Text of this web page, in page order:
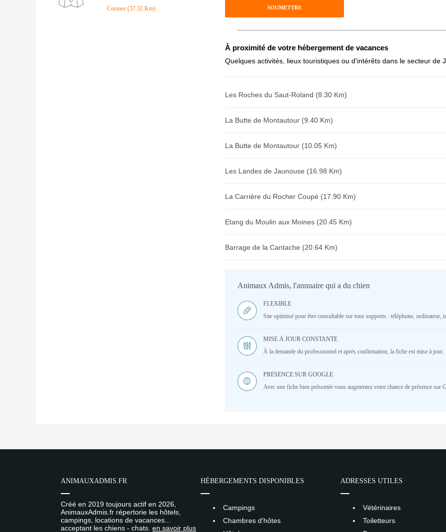
Cosmes (37.32 Km) Antispam - Combien font 7x4 (en chiffres) :
Avis sur l'établissement :
À proximité de votre hébergement de vacances
Quelques activités, lieux touristiques ou d'intérêts dans le secteur de
Les Roches du Saut-Roland (8.30 Km)
La Butte de Montautour (9.40 Km)
La Butte de Montautour (10.05 Km)
Les Landes de Jaunouse (16.98 Km)
La Carrière du Rocher Coupé (17.90 Km)
Etang du Moulin aux Moines (20.45 Km)
Barrage de la Cantache (20.64 Km)
Animaux Admis, l'annuaire qui a du chien
FLEXIBLE
Site optimisé pour être consultable sur tous supports : téléphone, ordinateur,
MISE À JOUR CONSTANTE
À la demande du professionnel et après confirmation, la fiche est mise à jour.
PRÉSENCE SUR GOOGLE
Avec une fiche bien présentée vous augmentez votre chance de présence sur
ANIMAUXADMIS.FR
Créé en 2019 toujours actif en 2026,
AnimauxAdmis.fr répertorie les hôtels,
campings, locations de vacances...
acceptant les chiens - chats. en savoir plus
HÉBERGEMENTS DISPONIBLES
Campings
Chambres d'hôtes
ADRESSES UTILES
Vétérinaires
Toiletteurs